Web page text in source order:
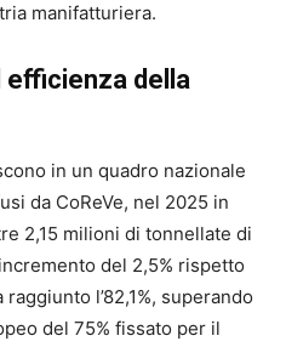
manifatturiera.
della
in un quadro nazionale
da CoReVe, nel 2025 in
2,15 milioni di tonnellate di
del 2,5% rispetto
l’82,1%, superando
del 75% fissato per il